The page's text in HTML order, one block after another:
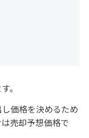
。
価格を決めるため
売却予想価格で